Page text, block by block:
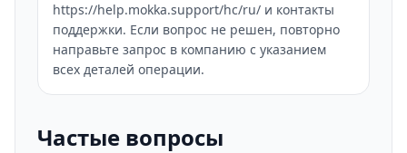
https://help.mokka.support/hc/ru/ и контакты
поддержки. Если вопрос не решен, повторно
направьте запрос в компанию с указанием
всех деталей операции.
Частые вопросы